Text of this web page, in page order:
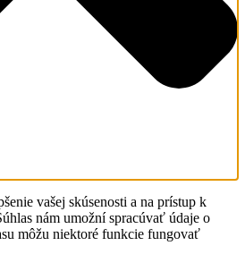
vašej skúsenosti a na prístup k
nám umožní spracúvať údaje o
môžu niektoré funkcie fungovať